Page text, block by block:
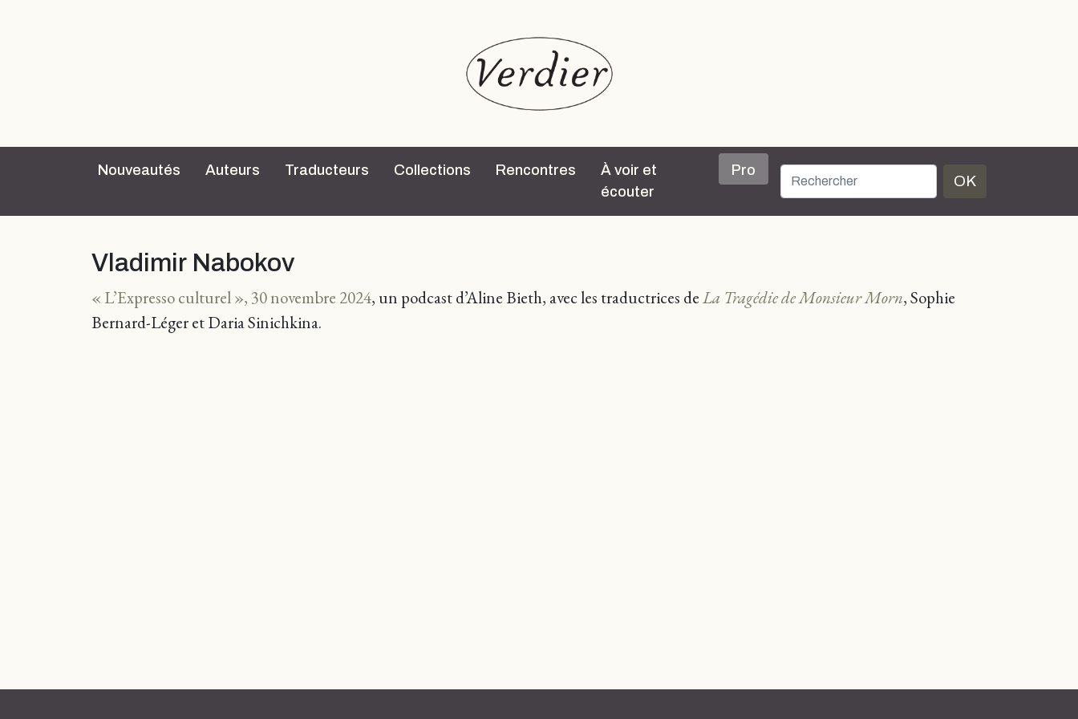
Nouveautés Auteurs Traducteurs Collections Rencontres
À voir et
écouter
Pro
OK
Vladimir Nabokov
« L’Expresso culturel », 30 novembre 2024, un podcast d’Aline Bieth, avec les traductrices deLa Tragédie de Monsieur Morn, Sophie
Bernard-Léger et Daria Sinichkina.